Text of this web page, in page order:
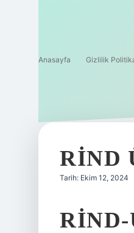
Anasayfa Gizlilik
RIND
Tarih: Ekim 12, 2024